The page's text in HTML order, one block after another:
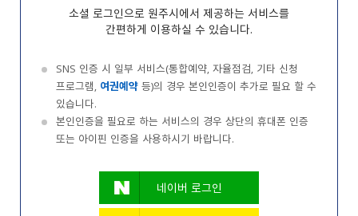
소셜 로그인으로 원주시에서 제공하는 서비스를
간편하게 이용하실 수 있습니다.
SNS 인증 시 일부 서비스(통합예약, 자율점검, 기타 신청
프로그램, 여권예약 등)의 경우 본인인증이 추가로 필요 할 수
있습니다.
본인인증을 필요로 하는 서비스의 경우 상단의 휴대폰 인증
또는 아이핀 인증을 사용하시기 바랍니다.
네이버 로그인